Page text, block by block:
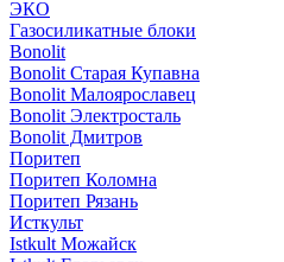
ЭКО
Газосиликатные блоки
Bonolit
Bonolit Старая Купавна
Bonolit Малоярославец
Bonolit Электросталь
Bonolit Дмитров
Поритеп
Поритеп Коломна
Поритеп Рязань
Исткульт
Istkult Можайск